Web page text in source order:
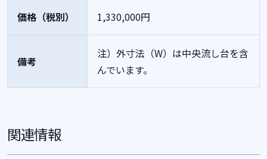
価格（税別） 1,330,000円
備考
注）外寸法（W）は中央流し台を含
んでいます。
関連情報